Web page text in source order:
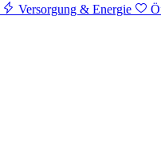
Versorgung & Energie